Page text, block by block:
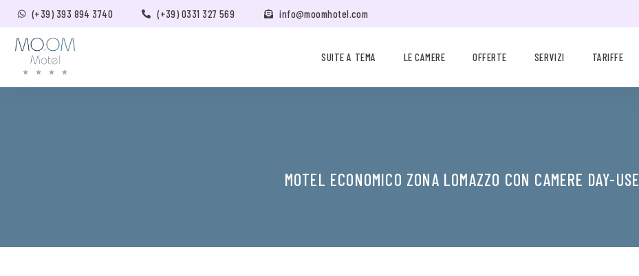
(+39) 393 894 3740 (+39) 0331 327 569 info@moomhotel.com
SUITE A TEMA LE CAMERE OFFERTE SERVIZI TARIFFE
MOTEL ECONOMICO ZONA LOMAZZO CON CAMERE DAY-USE